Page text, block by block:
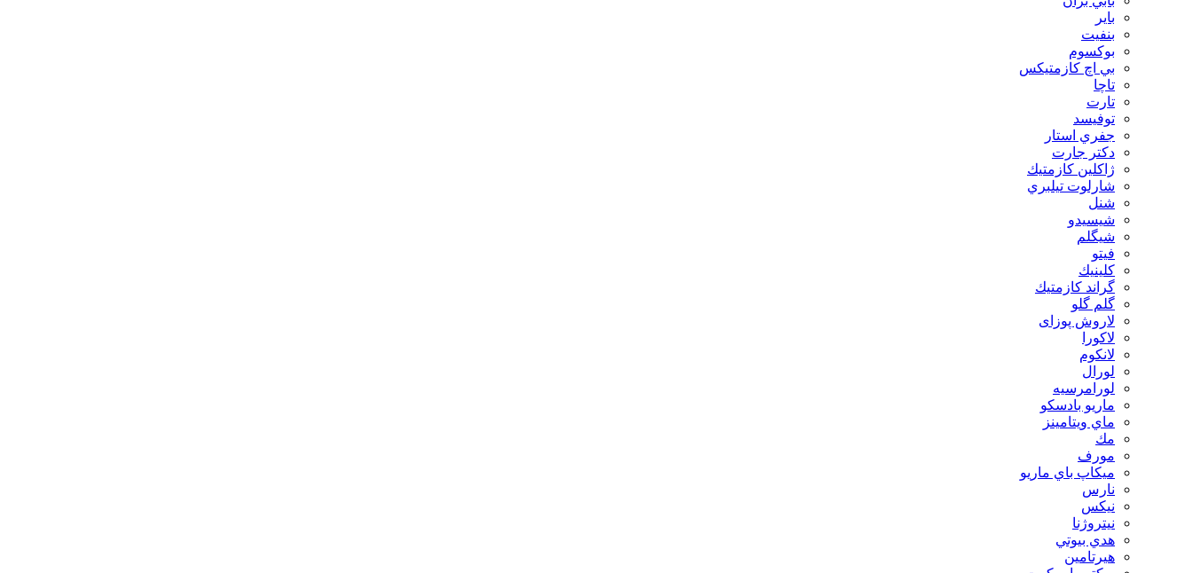
بایر
بنفيت
بوكسوم
بي اچ كازمتيكس
تاچا
تارت
توفيسد
جفري استار
دكتر جارت
ژاكلين كازمتيك
شارلوت تيلبري
شنل
شيسيدو
شیگلم
فيتو
كلينيك
گراند كازمتيك
گلم گلو
لاروش پوزای
لاكورا
لانكوم
لورال
لورامرسيه
ماريو بادسكو
ماي ويتامينز
مك
مورف
ميكاپ باي ماريو
نارس
نيكس
نیتروژنا
هدي بيوتي
هیرتامین